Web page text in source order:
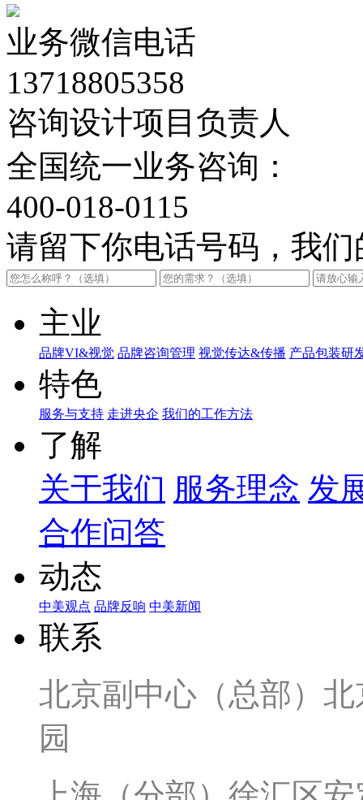
业务微信电话
13718805358
咨询设计项目负责人
全国统一业务咨询：
400-018-0115
请留下你电话号码，我
主业
品牌VI&视觉 品牌咨询管理 视觉传达&传播 产品包装研
特色
服务与支持 走进央企 我们的工作方法
了解
关于我们 服务理念 发
合作问答
动态
中美观点 品牌反响 中美新闻
联系
北京副中心（总部）
园